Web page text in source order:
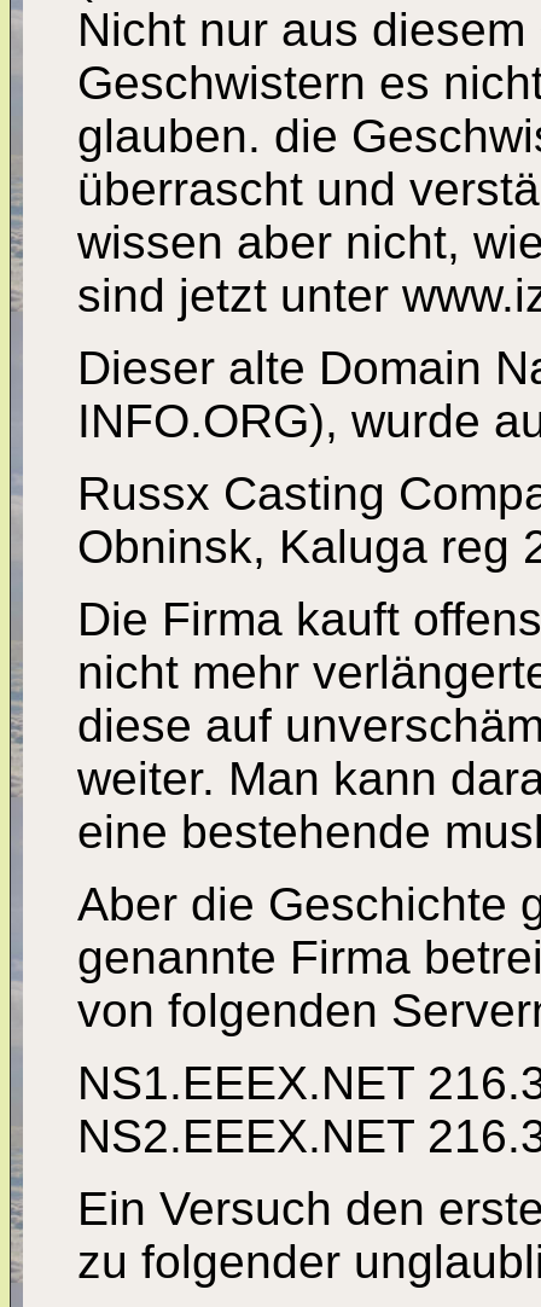
Nicht nur aus
Geschwistern es
glauben. die
überrascht und
wissen aber nicht,
sind jetzt unter
Dieser alte Domain
INFO.ORG), wurde
Russx Casting
Obninsk, Kaluga reg
Die Firma kauft
nicht mehr
diese auf
weiter. Man kann
eine bestehende
Aber die Geschichte
genannte Firma
von folgenden
NS1.EEEX.NET
NS2.EEEX.NET
Ein Versuch den
zu folgender